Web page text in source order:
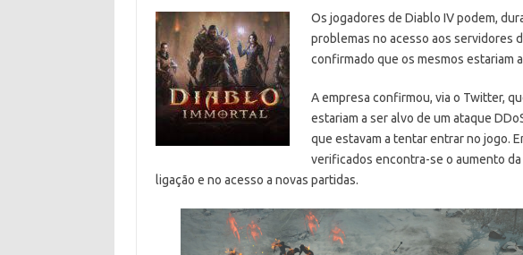
Os jogadores de Diablo IV podem,
problemas no acesso aos servidores
confirmado que os mesmos estariam
A empresa confirmou, via o Twitter,
estariam a ser alvo de um ataque
que estavam a tentar entrar no jogo.
verificados encontra-se o aumento
ligação e no acesso a novas partidas.